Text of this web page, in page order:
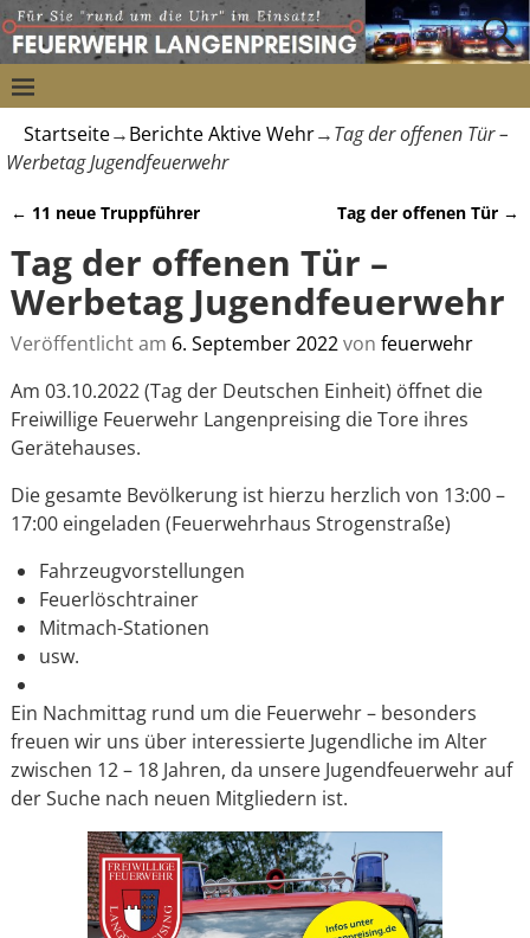
Startseite→Berichte Aktive Wehr→Tag der offenen Tür –
Werbetag Jugendfeuerwehr
← 11 neue Truppführer Tag der offenen Tür →
Tag der offenen Tür –
Werbetag Jugendfeuerwehr
Veröffentlicht am 6. September 2022von feuerwehr
Am 03.10.2022 (Tag der Deutschen Einheit) öffnet die
Freiwillige Feuerwehr Langenpreising die Tore ihres
Gerätehauses.
Die gesamte Bevölkerung ist hierzu herzlich von 13:00 –
17:00 eingeladen (Feuerwehrhaus Strogenstraße)
Fahrzeugvorstellungen
Feuerlöschtrainer
Mitmach-Stationen
usw.
Ein Nachmittag rund um die Feuerwehr – besonders
freuen wir uns über interessierte Jugendliche im Alter
zwischen 12 – 18 Jahren, da unsere Jugendfeuerwehr auf
der Suche nach neuen Mitgliedern ist.